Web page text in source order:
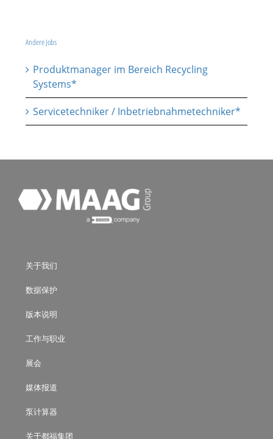
Andere Jobs
Produktmanager im Bereich Recycling
Systems*
Servicetechniker / Inbetriebnahmetechniker*
关于我们
数据保护
版本说明
工作与职业
展会
媒体报道
泵计算器
关于都福集团